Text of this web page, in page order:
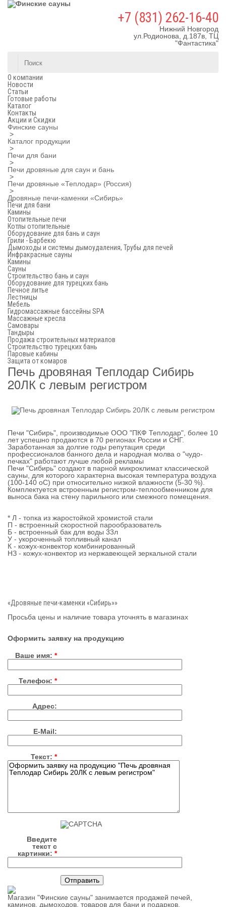
+7 (831) 262-16-40
Нижний Новгород
ул.Родионова, д.187в, ТЦ
"Фантастика"
О компании
Новости
Статьи
Готовые работы
Каталог
Контакты
Акции и Скидки
Финские сауны
>
Каталог продукции
>
Печи для бани
>
Печи дровяные для саун и бань
>
Печи дровяные «Теплодар» (Россия)
>
Дровяные печи-каменки «Сибирь»
Печи для бани
Камины
Отопительные печи
Котлы отопительные
Оборудование для бань и саун
Грили - Барбекю
Дымоходы и системы дымоудаления, Трубы для печей
Инфракрасные сауны
Камины
Сауны
Строительство бань и саун
Оборудование для турецких бань
Печное литье
Лестницы
Мебель
Гидромассажные бассейны SPA
Массажные кресла
Самовары
Тандыры
Продажа строительных материалов
Строительство турецких бань
Паровые кабины
Защита от комаров
Печь дровяная Теплодар Сибирь
20ЛК с левым регистром
Печи "Сибирь", производимые ООО "ПКФ Теплодар", более 10
лет успешно продаются в 70 регионах России и СНГ.
Заработанная за долгие годы репутация среди
профессионалов банного дела и народная молва о "чудо-
печках" работают лучше любой рекламы
Печи "Сибирь" создают в парной микроклимат классической
сауны, для которого характерна высокая температура воздуха
(100-140 оС) при относительно низкой влажности (5-30 %).
Комплектуется встроенным регистром-теплообменником для
выноса бака на стену парильного или смежного помещения.
* Л - топка из жаростойкой хромистой стали
П - встроенный скоростной парообразователь
Б - встроенный бак для воды 33л
У - укороченный топливный канал
К - кожух-конвектор комбинированный
НЗ - кожух-конвектор из нержавеющей зеркальной стали
«Дровяные печи-каменки «Сибирь»»
Просьба цены и наличие товара уточнять в магазинах
Оформить заявку на продукцию
Ваше имя: *
Телефон: *
Адрес:
E-Mail:
Текст: *
Введите
текст с
картинки: *
Магазин "Финские сауны" занимается продажей печей,
каминов, дымоходов, товаров для бани и подарков.